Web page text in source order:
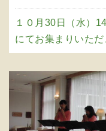
１０月30日（水）
にてお集まりいた